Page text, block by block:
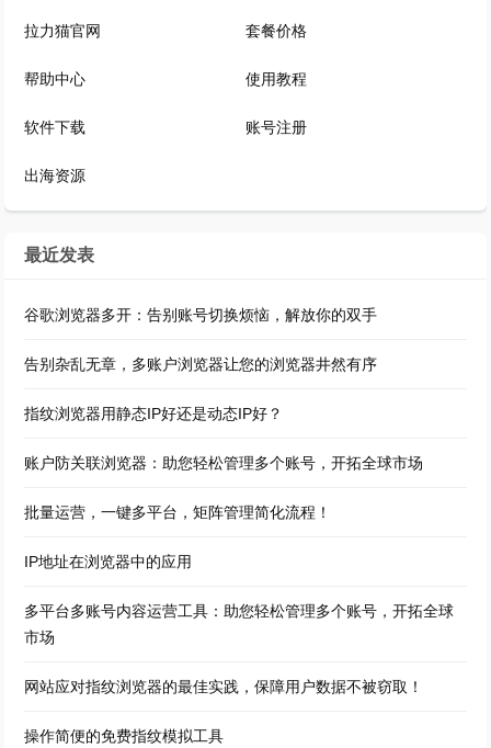
拉力猫官网 套餐价格
帮助中心 使用教程
软件下载 账号注册
出海资源
最近发表
谷歌浏览器多开：告别账号切换烦恼，解放你的双手
告别杂乱无章，多账户浏览器让您的浏览器井然有序
指纹浏览器用静态IP好还是动态IP好？
账户防关联浏览器：助您轻松管理多个账号，开拓全球市场
批量运营，一键多平台，矩阵管理简化流程！
IP地址在浏览器中的应用
多平台多账号内容运营工具：助您轻松管理多个账号，开拓全球
市场
网站应对指纹浏览器的最佳实践，保障用户数据不被窃取！
操作简便的免费指纹模拟工具